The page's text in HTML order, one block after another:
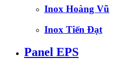
Inox Hoàng Vũ
Inox Tiến Đạt
Panel EPS